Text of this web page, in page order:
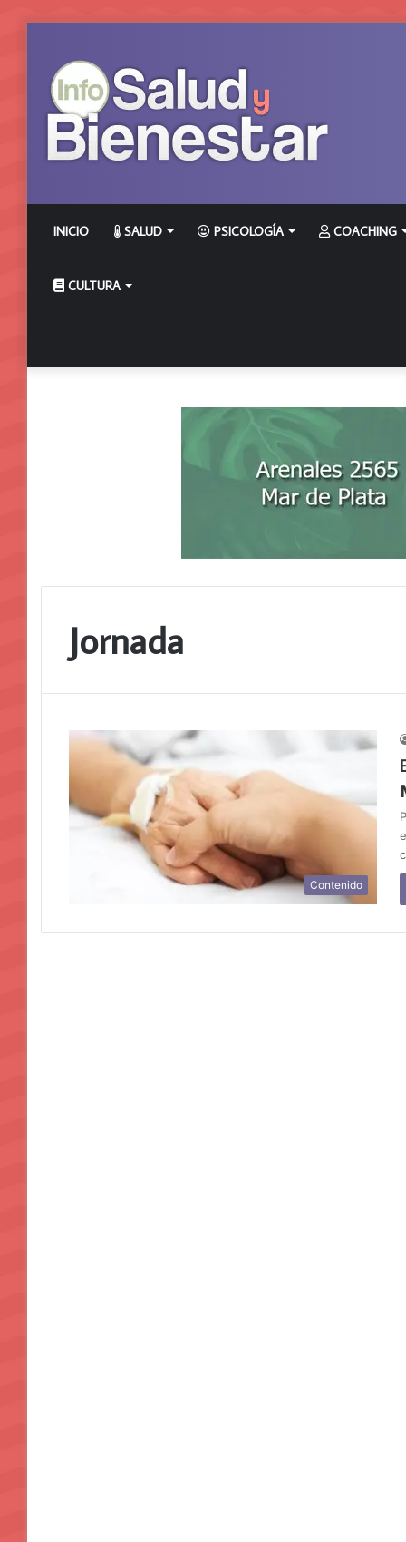
INICIO SALUD PSICOLOGÍA COACHING
CULTURA
Jornada
Contenido